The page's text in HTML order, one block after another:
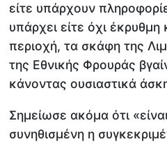
είτε υπάρχουν
υπάρχει είτε όχι
περιοχή, τα σκάφη της
της Εθνικής Φρουράς
κάνοντας ουσιαστικά
Σημείωσε ακόμα ότι
συνηθισμένη η